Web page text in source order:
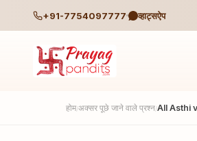
+91-7754097777 व्हाट्सऐप
होम/अक्सर पूछे जाने वाले प्रश्न/All Asthi